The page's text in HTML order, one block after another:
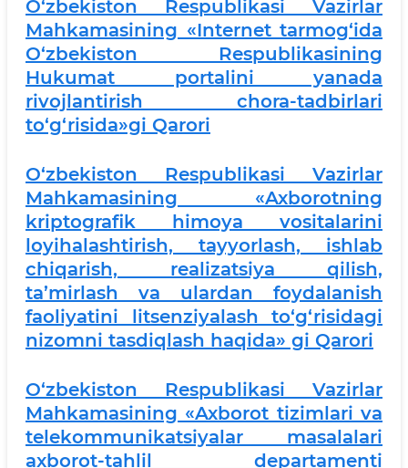
O‘zbekiston Respublikasi Vazirlar
Mahkamasining «Internet tarmog‘ida
O‘zbekiston Respublikasining
Hukumat portalini yanada
rivojlantirish chora-tadbirlari
to‘g‘risida»gi Qarori
O‘zbekiston Respublikasi Vazirlar
Mahkamasining «Axborotning
kriptografik himoya vositalarini
loyihalashtirish, tayyorlash, ishlab
chiqarish, realizatsiya qilish,
ta’mirlash va ulardan foydalanish
faoliyatini litsenziyalash to‘g‘risidagi
nizomni tasdiqlash haqida» gi Qarori
O‘zbekiston Respublikasi Vazirlar
Mahkamasining «Axborot tizimlari va
telekommunikatsiyalar masalalari
axborot-tahlil departamenti